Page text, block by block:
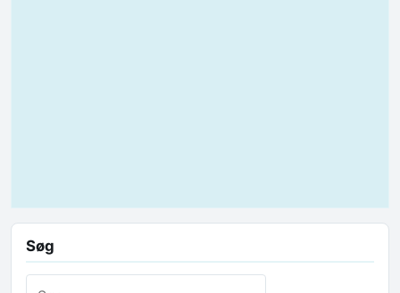
Søg